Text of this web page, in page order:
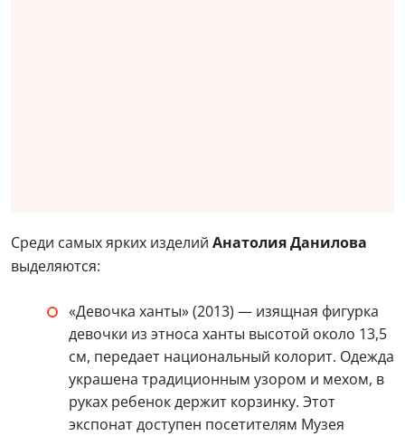
Среди самых ярких изделий Анатолия Данилова
выделяются:
«Девочка ханты» (2013) — изящная фигурка
девочки из этноса ханты высотой около 13,5
см, передает национальный колорит. Одежда
украшена традиционным узором и мехом, в
руках ребенок держит корзинку. Этот
экспонат доступен посетителям Музея